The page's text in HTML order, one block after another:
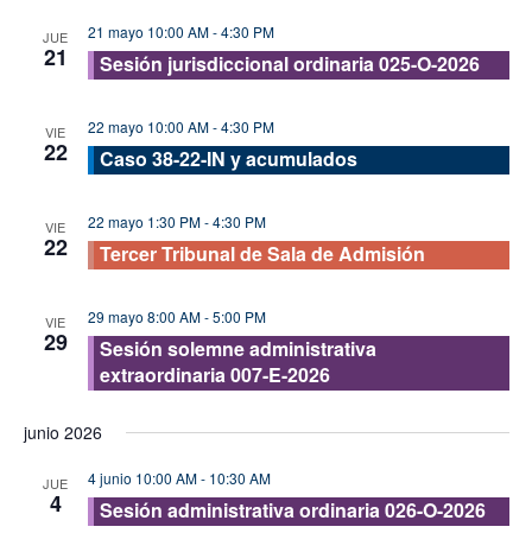
JUE
21
21 mayo 10:00 AM-4:30 PM
Sesión jurisdiccional ordinaria 025-O-2026
VIE
22
22 mayo 10:00 AM-4:30 PM
Caso 38-22-IN y acumulados
VIE
22
22 mayo 1:30 PM-4:30 PM
Tercer Tribunal de Sala de Admisión
VIE
29
29 mayo 8:00 AM-5:00 PM
Sesión solemne administrativa
extraordinaria 007-E-2026
junio 2026
JUE
4
4 junio 10:00 AM- 10:30 AM
Sesión administrativa ordinaria 026-O-2026